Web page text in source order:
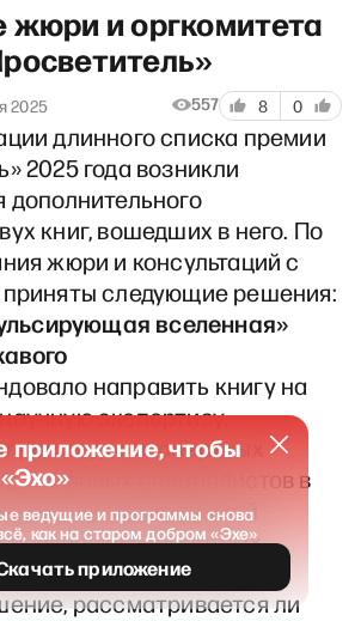
жюри и оргкомитета
2025 557 8 0
длинного списка премии
2025 года возникли
дополнительного
книг, вошедших в него. По
жюри и консультаций с
приняты следующие решения:
вселенная»
направить книгу на
экспертизу.
два экспертных
специалистов в
и теоретической
экспертных
будет принято
рассматривается ли
приложение, чтобы
ведущие и программы снова
как на старом добром «Эхе»
приложение